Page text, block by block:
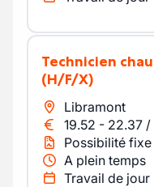
Technicien
(H/F/X)
Libramont
19.52 - 22.37 /
Possibilité fixe
A plein temps
Travail de jour